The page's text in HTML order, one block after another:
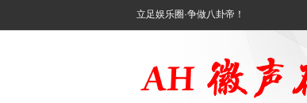
立足娱乐圈·争做八卦帝！